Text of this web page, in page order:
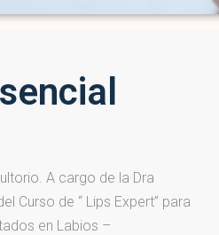
A cargo de la Dra
Curso de “ Lips Expert” para
en Labios –